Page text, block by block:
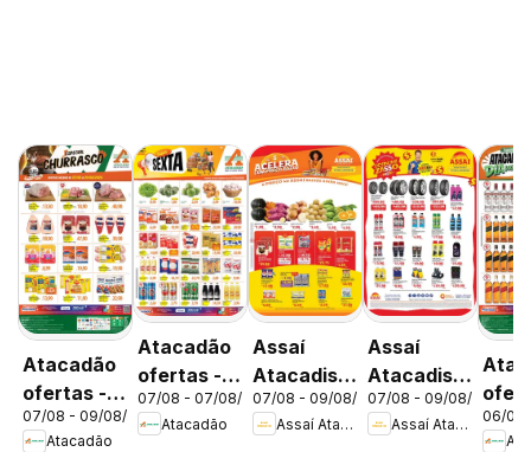
Atacadão
ofertas -
DF
07/08 - 09/08/2026
Atacadão
Atacadão
ofertas -
DF
07/08 - 07/08/2026
Atacadão
Assaí
Atacadista
ofertas -
DF
07/08 - 09/08/2026
Assaí Atacadista
Assaí
Atacadista
ofertas -
DF
07/08 - 09/08/2026
Assaí Atacadista
DF
06/08